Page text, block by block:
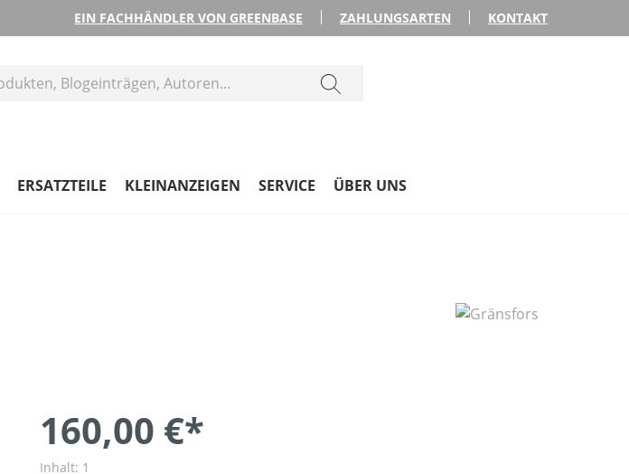
EIN FACHHÄNDLER VON GREENBASE ZAHLUNGSARTEN KONTAKT
ERSATZTEILE KLEINANZEIGEN SERVICE ÜBER UNS
160,00 €*
Inhalt: 1